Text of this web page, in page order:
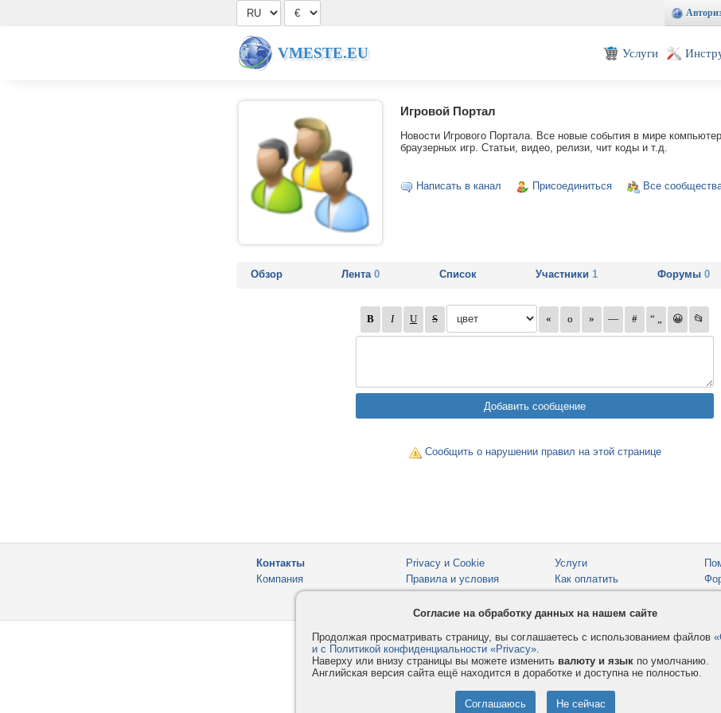
VMESTE.EU Услуги
Игровой Портал
Новости Игрового Портала. Все новые события в мире
браузерных игр. Статьи, видео, релизи, чит коды и т.д.
Написать в канал Присоединиться Все
Обзор Лента0 Список Участники1 Форумы 0
Сообщить о нарушении правил на этой странице
Контакты
Компания
Privacy и Cookie
Правила и условия
Услуги
Как оплатить
Согласие на обработку данных на нашем сайте
Продолжая просматривать страницу, вы соглашаетесь с использованием файлов
и с Политикой конфиденциальности «Privacy».
Наверху или внизу страницы вы можете изменить валюту и язык по умолчанию.
Английская версия сайта ещё находится в доработке и доступна не полностью.